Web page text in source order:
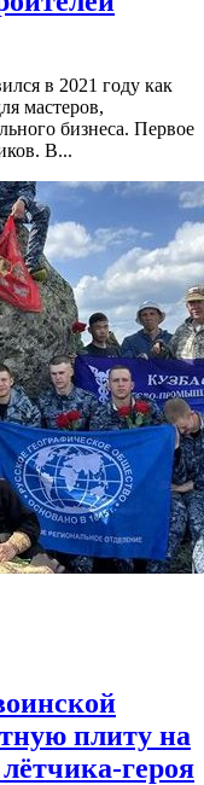
в 2021 году как
мастеров,
бизнеса. Первое
В...
плиту на
лётчика-героя